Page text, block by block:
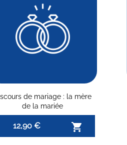
de mariage : la mère
de la mariée
12,90 € 